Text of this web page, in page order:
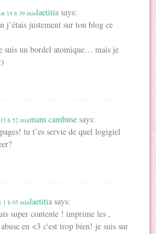
laetitia says:
14 h 39 min
j’étais justement sur ton blog ce
suis un bordel atomique… mais je
mam cambuse says:
h 52 min
tu t’es servie de quel logigiel
laetitia says:
1 h 05 min
super contente ! imprime les ,
en <3 c'est trop bien! je suis sur